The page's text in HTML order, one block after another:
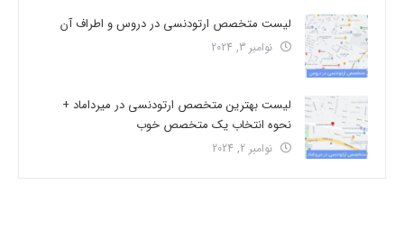
لیست متخصص ارتودنسی در دروس و اطراف آن
نوامبر 3, 2024
لیست بهترین متخصص ارتودنسی در میرداماد +
نحوه انتخاب یک متخصص خوب
نوامبر 2, 2024